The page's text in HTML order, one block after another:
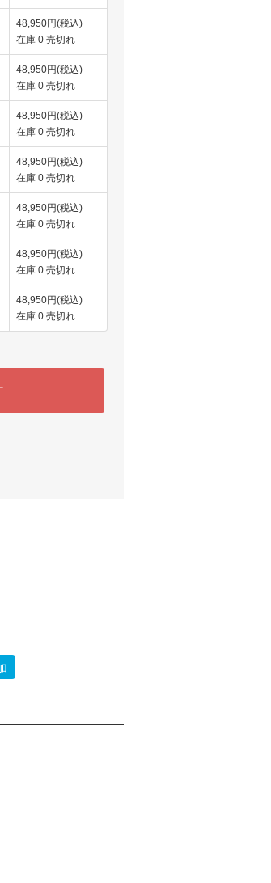
48,950円(税込)
在庫 0 売切れ
48,950円(税込)
在庫 0 売切れ
48,950円(税込)
在庫 0 売切れ
48,950円(税込)
在庫 0 売切れ
48,950円(税込)
在庫 0 売切れ
48,950円(税込)
在庫 0 売切れ
48,950円(税込)
在庫 0 売切れ